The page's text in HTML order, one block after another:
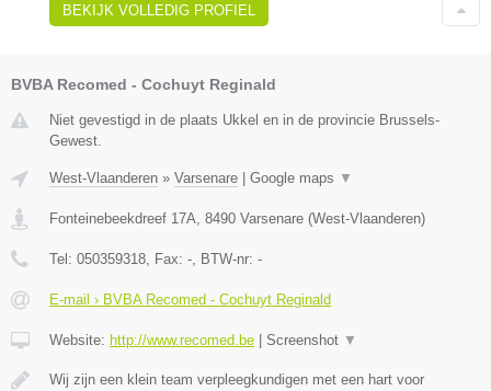
BEKIJK VOLLEDIG PROFIEL
BVBA Recomed - Cochuyt Reginald
Niet gevestigd in de plaats Ukkel en in de provincie Brussels-
Gewest.
West-Vlaanderen » Varsenare | Google maps ▼
Fonteinebeekdreef 17A 8490 Varsenare (West-Vlaanderen)
Tel: 050359318 , Fax: - , BTW-nr: -
E-mail › BVBA Recomed - Cochuyt Reginald
Website: http://www.recomed.be | Screenshot ▼
Wij zijn een klein team verpleegkundigen met een hart voor